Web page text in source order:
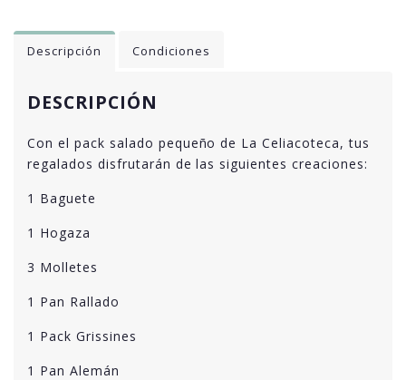
Descripción Condiciones
DESCRIPCIÓN
Con el pack salado pequeño de La Celiacoteca, tus
regalados disfrutarán de las siguientes creaciones:
1 Baguete
1 Hogaza
3 Molletes
1 Pan Rallado
1 Pack Grissines
1 Pan Alemán